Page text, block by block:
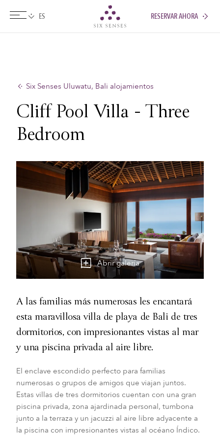
Six sensesRESERVAR AHORA
Six Senses Uluwatu, Bali alojamientos
Cliff Pool Villa - Three
Bedroom
Abrir galería
A las familias más numerosas les encantará
esta maravillosa villa de playa de Bali de tres
dormitorios, con impresionantes vistas al mar
y una piscina privada al aire libre.
El enclave escondido perfecto para familias
numerosas o grupos de amigos que viajan juntos.
Estas villas de tres dormitorios cuentan con una gran
piscina privada, zona ajardinada personal, tumbona
junto a la terraza y un jacuzzi al aire libre adyacente a
la piscina con impresionantes vistas al océano Índico.